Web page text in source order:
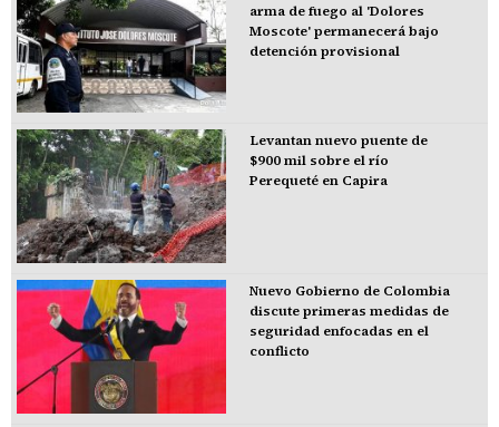
arma de fuego al 'Dolores
Moscote' permanecerá bajo
detención provisional
Levantan nuevo puente de
$900 mil sobre el río
Perequeté en Capira
Nuevo Gobierno de Colombia
discute primeras medidas de
seguridad enfocadas en el
conflicto